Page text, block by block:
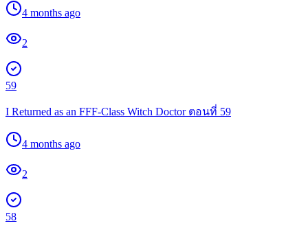
4 months ago
2
59
I Returned as an FFF-Class Witch Doctor ตอนที่ 59
4 months ago
2
58